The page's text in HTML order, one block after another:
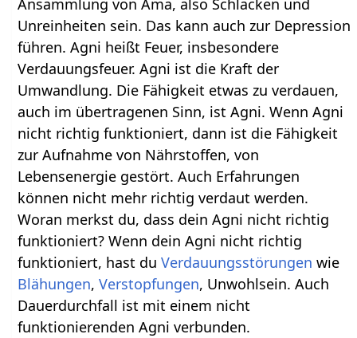
Ansammlung von Ama, also Schlacken und
Unreinheiten sein. Das kann auch zur Depression
führen. Agni heißt Feuer, insbesondere
Verdauungsfeuer. Agni ist die Kraft der
Umwandlung. Die Fähigkeit etwas zu verdauen,
auch im übertragenen Sinn, ist Agni. Wenn Agni
nicht richtig funktioniert, dann ist die Fähigkeit
zur Aufnahme von Nährstoffen, von
Lebensenergie gestört. Auch Erfahrungen
können nicht mehr richtig verdaut werden.
Woran merkst du, dass dein Agni nicht richtig
funktioniert? Wenn dein Agni nicht richtig
funktioniert, hast duVerdauungsstörungen wie
Blähungen,Verstopfungen, Unwohlsein. Auch
Dauerdurchfall ist mit einem nicht
funktionierenden Agni verbunden.